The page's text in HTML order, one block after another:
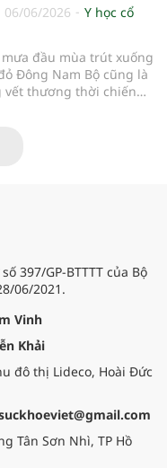
06/06/2026
Y học cổ
mưa đầu mùa trút xuống
Đông Nam Bộ cũng là
vết thương thời chiến
có công Long Đất
ấm từ những phương
thuần Việt, giúp xoa
và nâng cao sức khỏe
chiến binh trước sự
ngột của thời tiết.
397/GP-BTTTT của Bộ
06/2021.
Vinh
Khải
đô thị Lideco, Hoài Đức
Tân Sơn Nhì, TP Hồ